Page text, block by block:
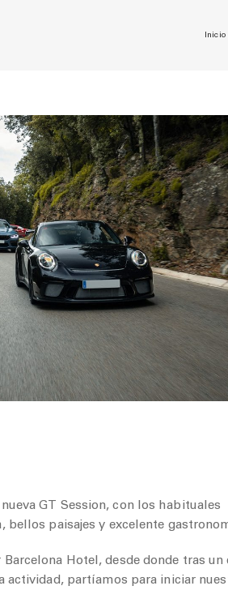
Inicio
GT Session, con los habituales
bellos paisajes y excelente
Hotel, desde donde tras un
actividad, partíamos para iniciar